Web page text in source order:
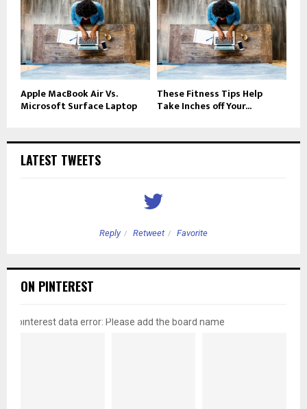
Apple MacBook Air Vs.
Microsoft Surface Laptop
These Fitness Tips Help
Take Inches off Your...
LATEST TWEETS
Reply Retweet Favorite
ON PINTEREST
pinterest data error: Please add the board name